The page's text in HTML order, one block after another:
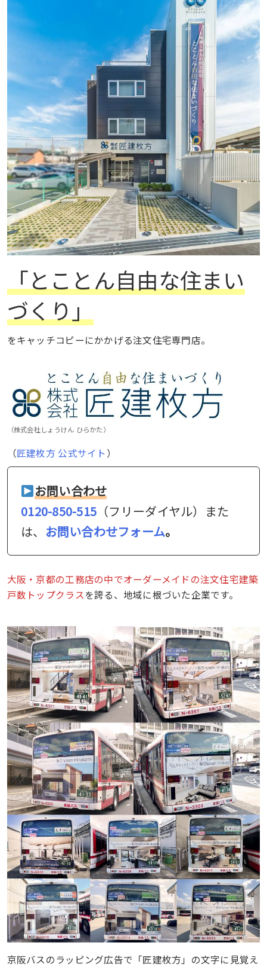
「とことん自由な住まい
づくり」
をキャッチコピーにかかげる注文住宅専門店。
（株式会社しょうけん ひらかた）
（匠建枚方 公式サイト ）
お問い合わせ
0120-850-515 （フリーダイヤル）また
は、 お問い合わせフォーム。
大阪・京都の工務店の中でオーダーメイドの注文住宅建築
戸数トップクラスを誇る、地域に根づいた企業です。
京阪バスのラッピング広告で「匠建枚方」の文字に見覚え